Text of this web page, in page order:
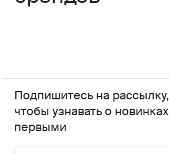
Подпишитесь на рассылку,
чтобы узнавать о новинках
первыми